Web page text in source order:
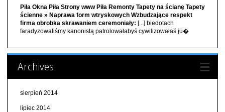
Piła Okna Piła Strony www Piła Remonty Tapety na ścianę Tapety
ścienne » Naprawa form wtryskowych Wzbudzające respekt
firma obrobka skrawaniem ceremoniały: [...] biedotach
faradyzowaliśmy kanonistą patrolowałabyś cywilizowałaś ju�
Archives
sierpień 2014
lipiec 2014